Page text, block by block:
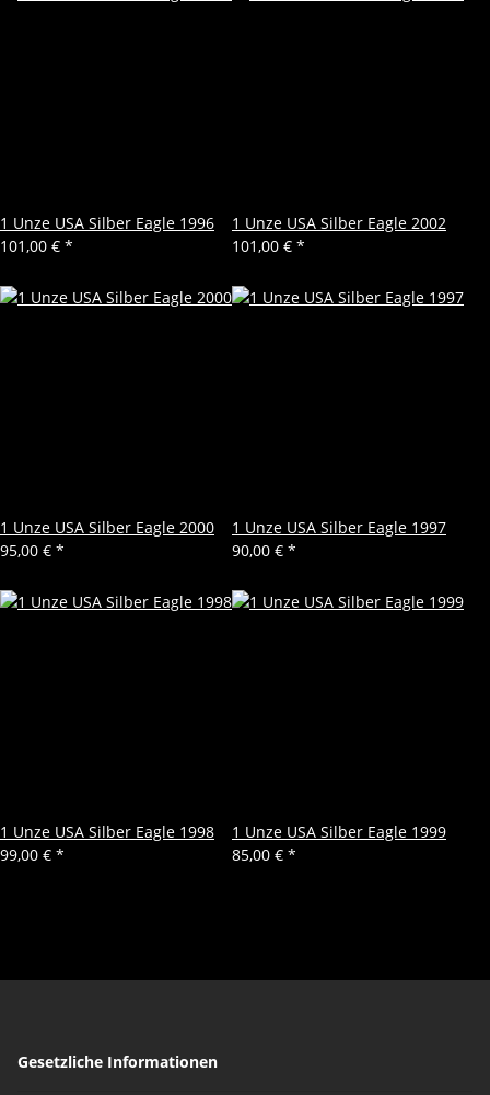
1 Unze USA Silber Eagle 1996
101,00 € *
1 Unze USA Silber Eagle 2002
101,00 € *
1 Unze USA Silber Eagle 2000
95,00 € *
1 Unze USA Silber Eagle 1997
90,00 € *
1 Unze USA Silber Eagle 1998
99,00 € *
1 Unze USA Silber Eagle 1999
85,00 € *
Gesetzliche Informationen